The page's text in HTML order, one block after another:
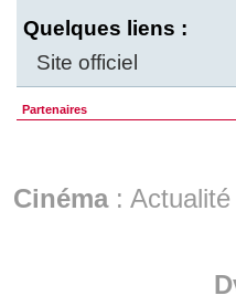
Quelques liens :
Site officiel
Partenaires
Cinéma: